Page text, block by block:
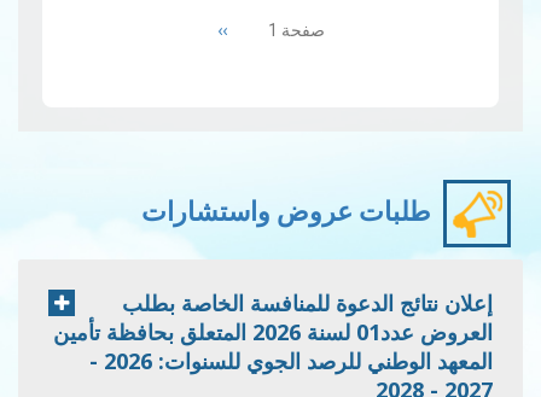
من…
قراءة المزيد صفحة 1 Next
››
طلبات عروض واستشارات
إعلان نتائج الدعوة للمنافسة الخاصة بطلب
العروض عدد01 لسنة 2026 المتعلق بحافظة تأمين
المعهد الوطني للرصد الجوي للسنوات: 2026 -
2027 - 2028